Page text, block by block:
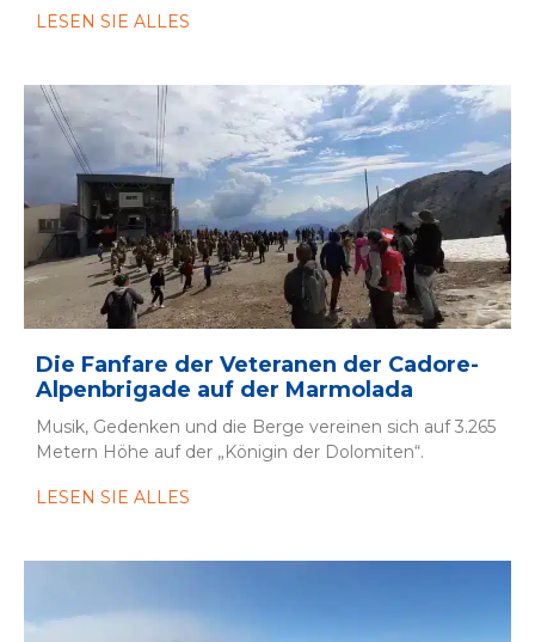
LESEN SIE ALLES
Die Fanfare der Veteranen der Cadore-
Alpenbrigade auf der Marmolada
Musik, Gedenken und die Berge vereinen sich auf 3.265
Metern Höhe auf der „Königin der Dolomiten“.
LESEN SIE ALLES